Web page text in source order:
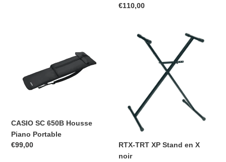
Prix
€110,00
Housse
Piano
CASIO SC 650B Housse
Piano Portable
Prix
€99,00
noir
RTX-TRT XP Stand en X
noir